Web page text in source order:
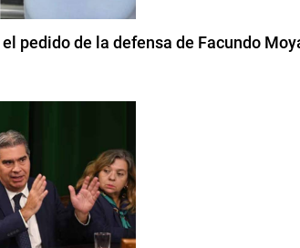
pedido de la defensa de Facundo